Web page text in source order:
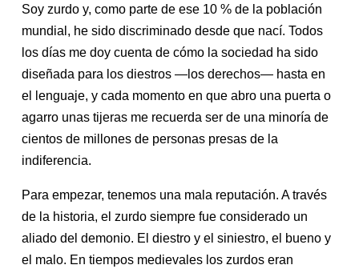
Soy zurdo y, como parte de ese 10 % de la población
mundial, he sido discriminado desde que nací. Todos
los días me doy cuenta de cómo la sociedad ha sido
diseñada para los diestros —los derechos— hasta en
el lenguaje, y cada momento en que abro una puerta o
agarro unas tijeras me recuerda ser de una minoría de
cientos de millones de personas presas de la
indiferencia.
Para empezar, tenemos una mala reputación. A través
de la historia, el zurdo siempre fue considerado un
aliado del demonio. El diestro y el siniestro, el bueno y
el malo. En tiempos medievales los zurdos eran